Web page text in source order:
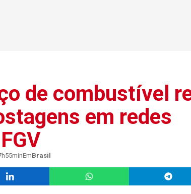
de combustível
em redes
EmBrasil